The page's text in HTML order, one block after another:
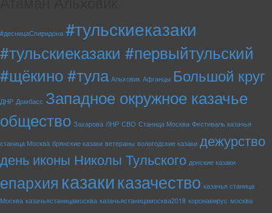
#десницаСпиридона #тульскиеказаки
#тульскиеказаки #первыйтульский
#щёкино #тула Альховик Афганцы Большой круг
ДНР Домбасс Западное окружное казачье
общество Захарова ЛНР СВО Станица Москва Фестиваль казачья
станица Москва брянские казаки ветераны вологодские казаки дежурство
день иконы Николы Тульского донские казаки
епархия казакиказачество казачья станица
Москва казачьястаницамосква казачьястаницамосква2018 коронавирус москва